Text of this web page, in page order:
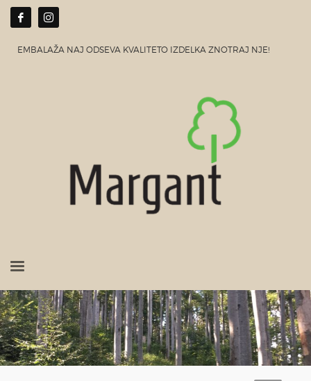
EMBALAŽA NAJ ODSEVA KVALITETO IZDELKA ZNOTRAJ NJE!